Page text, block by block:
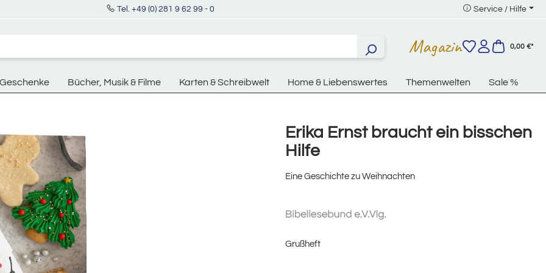
Tel. +49 (0) 281 9 62 99 - 0 Service / Hilfe
Magazin 0,00 €*
Geschenke Bücher, Musik & Filme Karten & Schreibwelt Home & Liebenswertes Themenwelten Sale %
Erika Ernst braucht ein bisschen
Hilfe
Eine Geschichte zu Weihnachten
Grußheft